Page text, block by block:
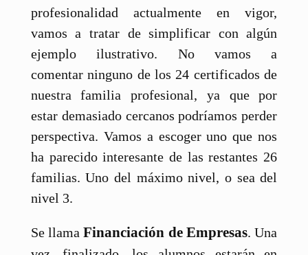
profesionalidad actualmente en vigor,
vamos a tratar de simplificar con algún
ejemplo ilustrativo. No vamos a
comentar ninguno de los 24 certificados de
nuestra familia profesional, ya que por
estar demasiado cercanos podríamos perder
perspectiva. Vamos a escoger uno que nos
ha parecido interesante de las restantes 26
familias. Uno del máximo nivel, o sea del
nivel 3.
Se llamaFinanciación de Empresas. Una